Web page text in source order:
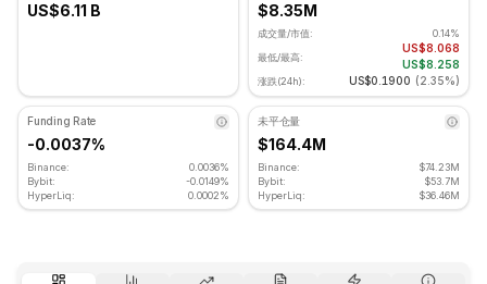
US$6.11 B $8.35M
成交量/市值:
0.14%
最低/最高:
US$8.068
US$8.258
涨跌(24h): US$0.1900 (2.35%)
Funding Rate
-0.0037%
Binance:
0.0036%
Bybit:
-0.0149%
HyperLiq:
0.0002%
未平仓量
$164.4M
Binance:
$74.23M
Bybit:
$53.7M
HyperLiq:
$36.46M